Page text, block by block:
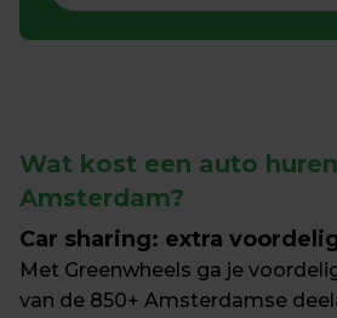
Wat kost een auto
Amsterdam?
Car sharing: extra
Met Greenwheels ga je
van de 850+ Amsterdamse